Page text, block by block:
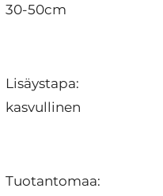
30-50cm
Lisäystapa:
kasvullinen
Tuotantomaa: